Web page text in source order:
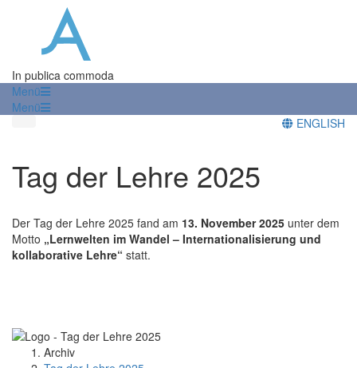
In publica commoda
Menü
Menü
ENGLISH
Tag der Lehre 2025
Der Tag der Lehre 2025 fand am 13. November 2025 unter dem
Motto „Lernwelten im Wandel – Internationalisierung und
kollaborative Lehre“ statt.
Archiv